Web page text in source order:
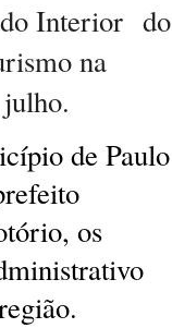
do Interior do
na
de Paulo
os